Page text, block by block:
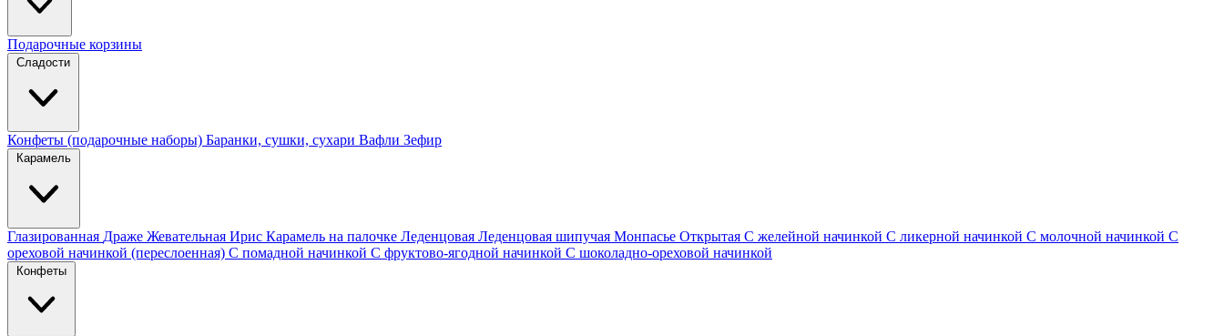
Подарочные корзины
Сладости
Конфеты (подарочные наборы) Баранки, сушки, сухари Вафли Зефир
Карамель
Глазированная Драже Жевательная Ирис Карамель на палочке Леденцовая Леденцовая шипучая Монпасье Открытая С желейной начинкой С ликерной начинкой С молочной начинкой С
ореховой начинкой (переслоенная) С помадной начинкой С фруктово-ягодной начинкой С шоколадно-ореховой начинкой
Конфеты